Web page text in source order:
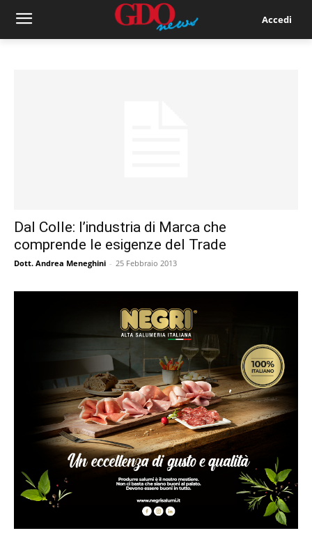
Accedi
Dal Colle: l’industria di Marca che
comprende le esigenze del Trade
Dott. Andrea Meneghini - 25 Febbraio 2013